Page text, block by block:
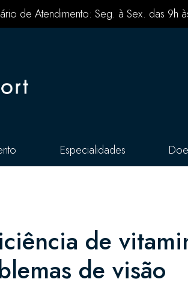
de Atendimento: Seg. à Sex. das 9h
Especialidades
de
de visão